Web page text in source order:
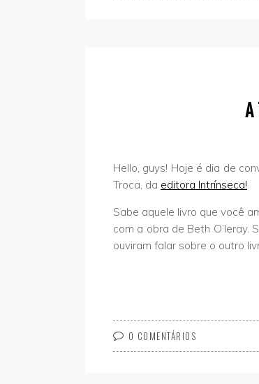
A
Hello, guys! Hoje é dia de
Troca, da editora Intrínseca!
Sabe aquele livro que você
com a obra de Beth O’leray.
ouviram falar sobre o outro
0 COMENTÁRIOS